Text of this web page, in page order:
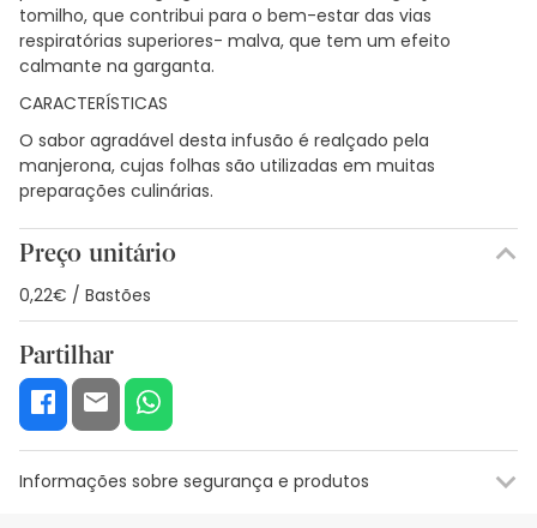
tomilho, que contribui para o bem-estar das vias
respiratórias superiores- malva, que tem um efeito
calmante na garganta.
CARACTERÍSTICAS
O sabor agradável desta infusão é realçado pela
manjerona, cujas folhas são utilizadas em muitas
preparações culinárias.
Preço unitário
0,22€ / Bastões
Partilhar
Informações sobre segurança e produtos